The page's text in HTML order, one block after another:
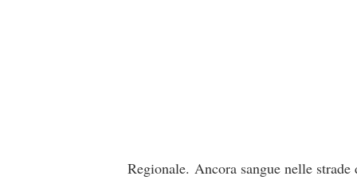
Regionale. Ancora sangue nelle